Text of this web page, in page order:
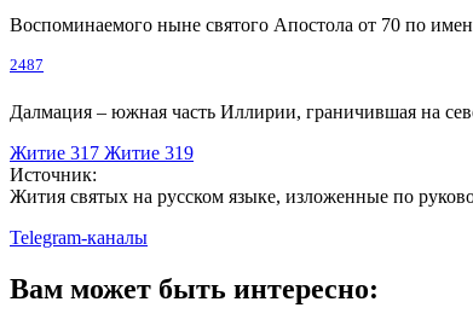
Воспоминаемого ныне святого Апостола от 70 по
2487
Далмация – южная часть Иллирии, граничившая на
Житие 317 Житие 319
Источник:
Жития святых на русском языке, изложенные по
Telegram-каналы
Вам может быть интересно: